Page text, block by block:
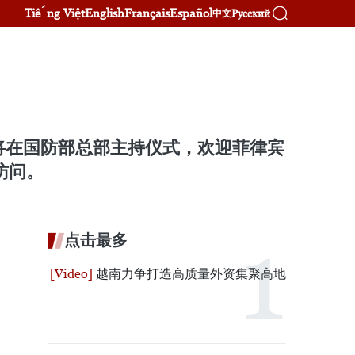
Tiếng ViệtEnglishFrançaisEspañol中文Русский
国防部总部主持仪式，欢迎菲律宾
。
点击最多
越南力争打造高质量外资集聚高地